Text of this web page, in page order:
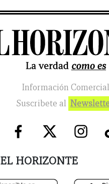
Información Comercial
Suscribete al
EL HORIZONTE